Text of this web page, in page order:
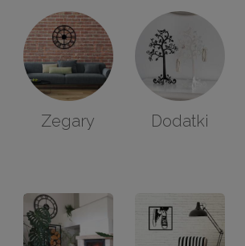
Zegary Dodatki